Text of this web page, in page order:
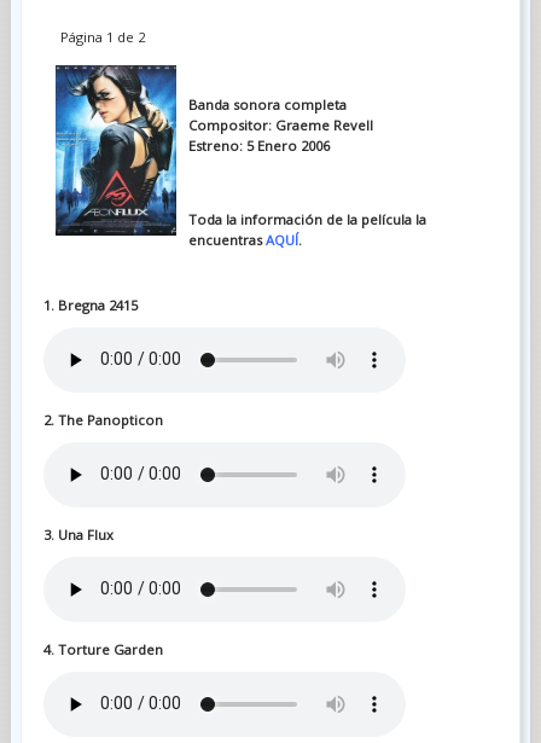
Página 1 de 2
Banda sonora completa
Compositor: Graeme Revell
Estreno: 5 Enero 2006
Toda la información de la película la
encuentrasAQUÍ.
1. Bregna 2415
2. The Panopticon
3. Una Flux
4. Torture Garden